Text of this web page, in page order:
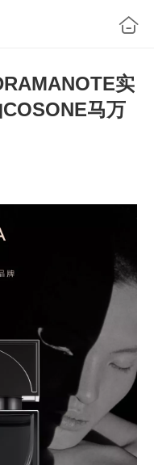
实
马万